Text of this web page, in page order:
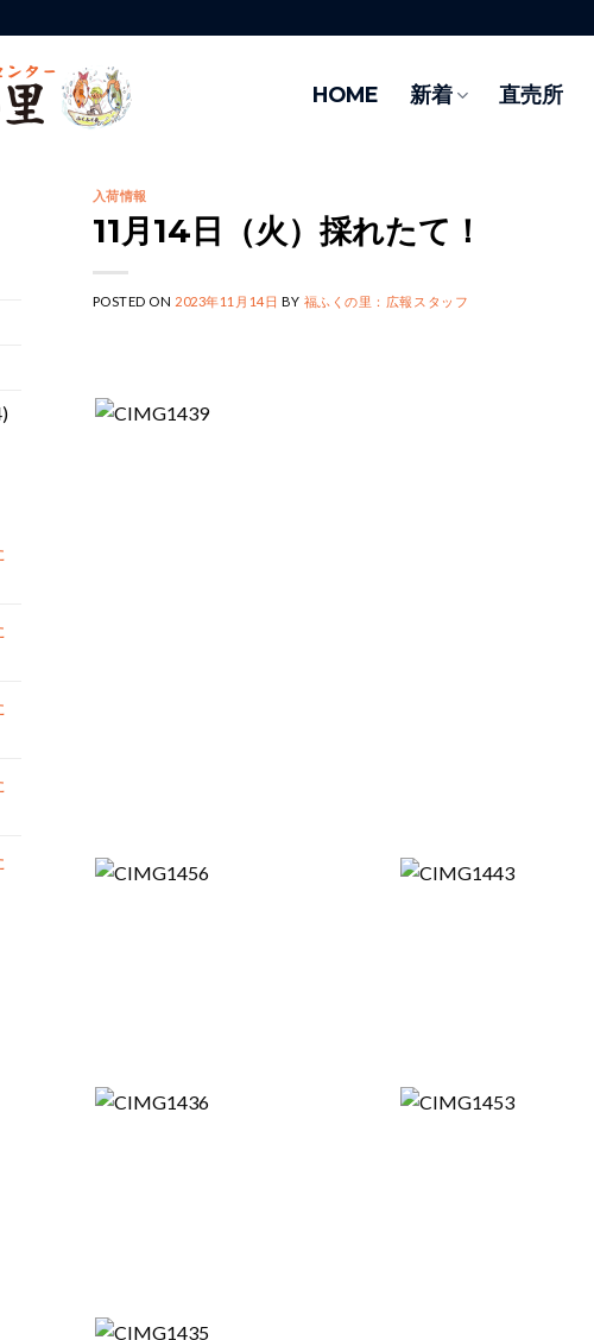
HOME 新着 直売所
入荷情報
11月14日（火）採れたて！
POSTED ON 2023年11月14日 BY 福ふくの里：広報スタッフ